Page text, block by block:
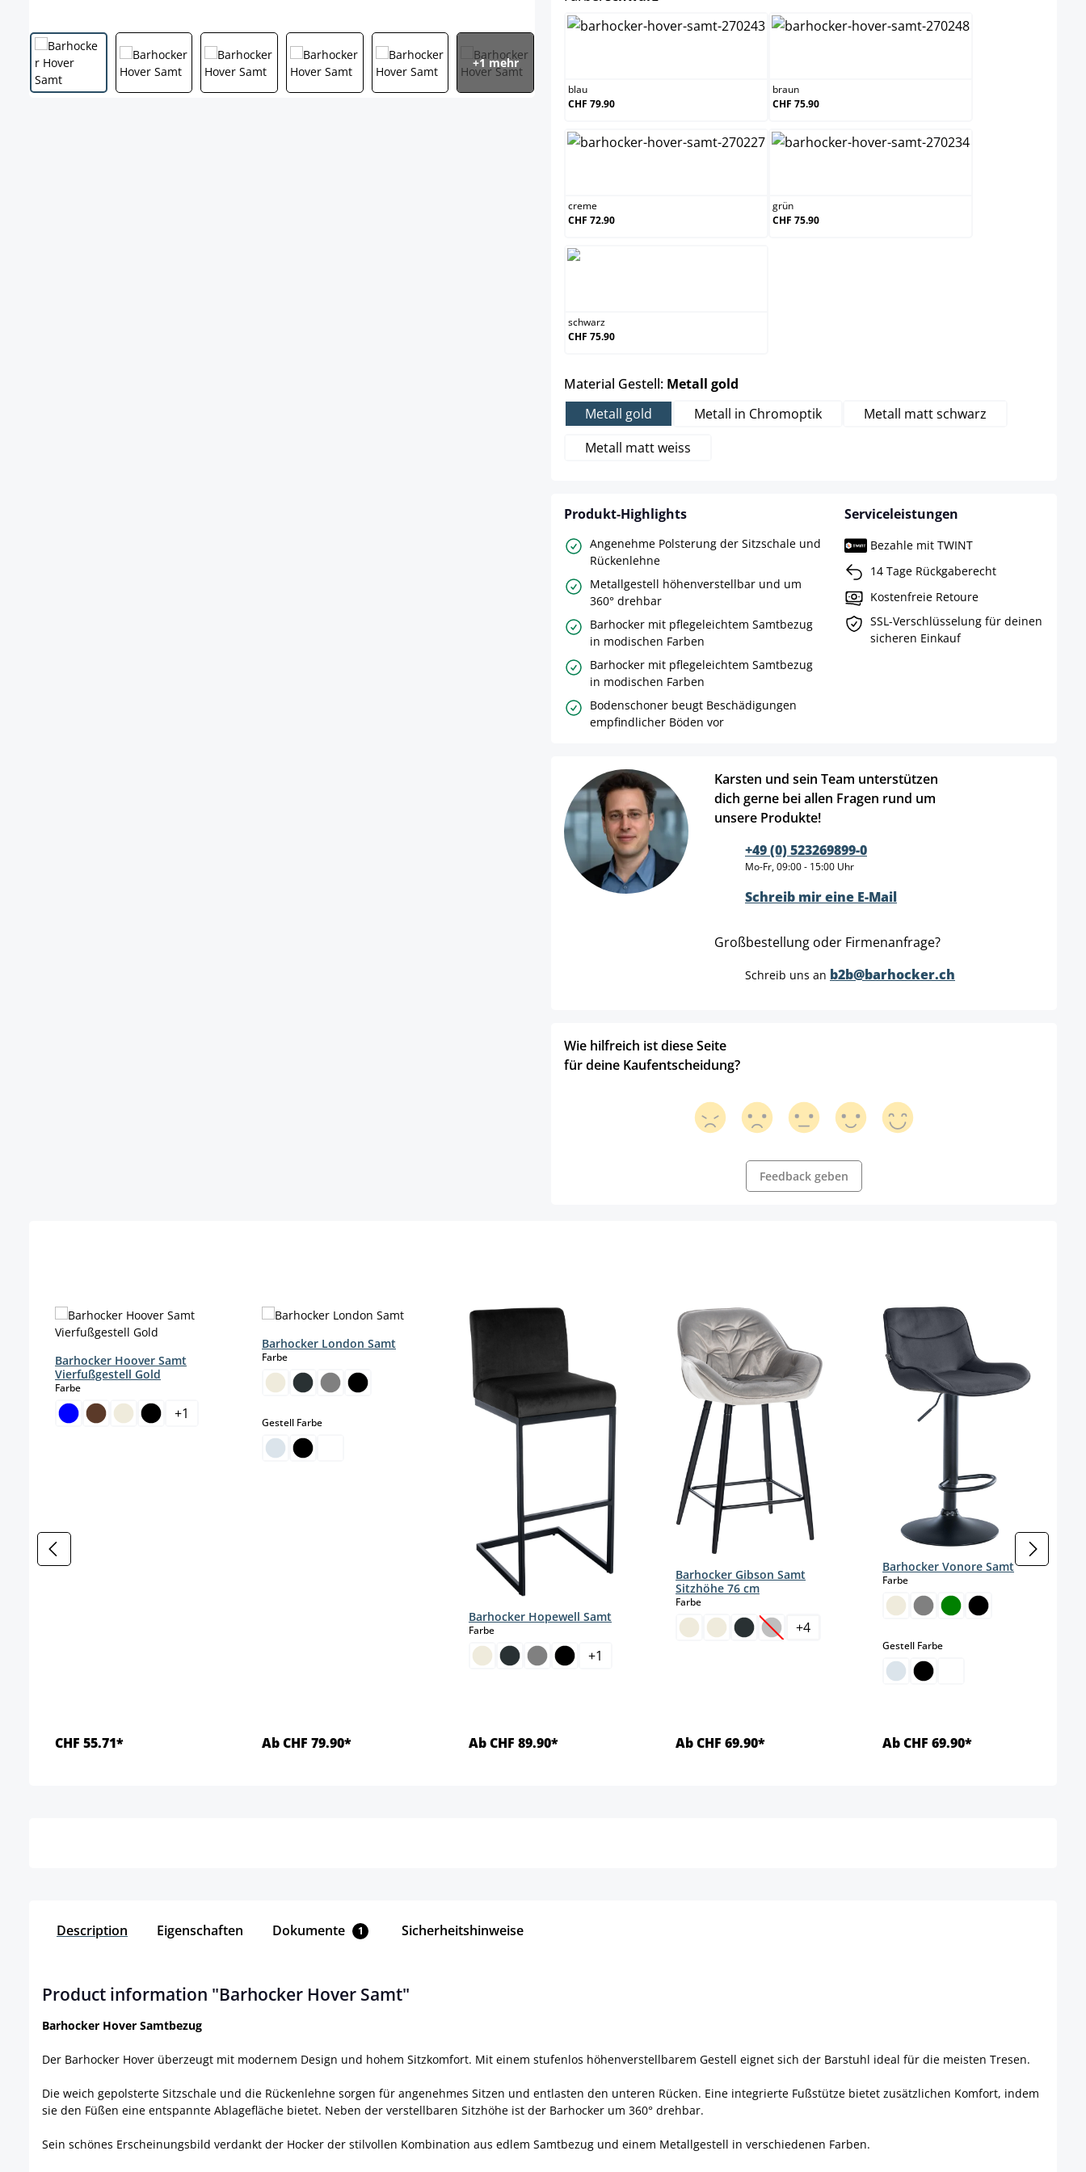
+1 mehr
blau
CHF 79.90
braun
CHF 75.90
creme
CHF 72.90
grün
CHF 75.90
schwarz
CHF 75.90
Material Gestell: Metall gold
Metall gold
Metall in Chromoptik
Metall matt schwarz
Metall matt weiss
Produkt-Highlights
Angenehme Polsterung der Sitzschale und
Rückenlehne
Metallgestell höhenverstellbar und um
360° drehbar
Barhocker mit pflegeleichtem Samtbezug
in modischen Farben
Barhocker mit pflegeleichtem Samtbezug
in modischen Farben
Bodenschoner beugt Beschädigungen
empfindlicher Böden vor
Serviceleistungen
Bezahle mit TWINT
14 Tage Rückgaberecht
Kostenfreie Retoure
SSL-Verschlüsselung für deinen
sicheren Einkauf
Karsten und sein Team unterstützen
dich gerne bei allen Fragen rund um
unsere Produkte!
+49 (0) 523269899-0
Mo-Fr, 09:00 - 15:00 Uhr
Schreib mir eine E-Mail
Großbestellung oder Firmenanfrage?
Schreib uns an b2b@barhocker.ch
Wie hilfreich ist diese Seite
für deine Kaufentscheidung?
Feedback geben
Barhocker Hoover Samt
Vierfußgestell Gold
Farbeauswählen
+1
CHF 55.71*
Barhocker London Samt
Farbeauswählen
Gestell Farbeauswählen
Ab CHF 79.90*
Barhocker Hopewell Samt
Farbeauswählen
+1
Ab CHF 89.90*
Barhocker Gibson Samt
Sitzhöhe 76 cm
Farbeauswählen
(This option is currently unavailable.)
+4
Ab CHF 69.90*
Barhocker Vonore Samt
Farbeauswählen
Gestell Farbeauswählen
Ab CHF 69.90*
Description Eigenschaften Dokumente 1 Sicherheitshinweise
Product information "Barhocker Hover Samt"
Barhocker Hover Samtbezug
Der Barhocker Hover überzeugt mit modernem Design und hohem Sitzkomfort. Mit einem stufenlos höhenverstellbarem Gestell eignet sich der Barstuhl ideal für die meisten Tresen.
Die weich gepolsterte Sitzschale und die Rückenlehne sorgen für angenehmes Sitzen und entlasten den unteren Rücken. Eine integrierte Fußstütze bietet zusätzlichen Komfort, indem
sie den Füßen eine entspannte Ablagefläche bietet. Neben der verstellbaren Sitzhöhe ist der Barhocker um 360° drehbar.
Sein schönes Erscheinungsbild verdankt der Hocker der stilvollen Kombination aus edlem Samtbezug und einem Metallgestell in verschiedenen Farben.